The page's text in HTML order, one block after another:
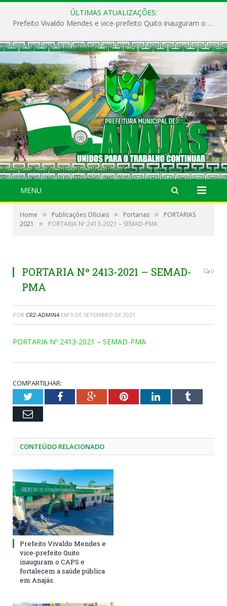
ÚLTIMAS ATUALIZAÇÕES:
Prefeito Vivaldo Mendes e vice-prefeito Quito inauguram o CAPS e fortalecem a saúde pública em Anajás.
MENU
Home » Publicações Oficiais » Portarias »
PORTARIAS
2021
» PORTARIA Nº 2413-2021 – SEMAD-PMA
PORTARIA Nº 2413-2021 – SEMAD-
PMA
0
POR CR2-ADMIN4 EM 9 DE SETEMBRO DE 2021
PORTARIA Nº 2413-2021 – SEMAD-PMA
COMPARTILHAR:
TwitterFacebookGoogle+PinterestLinkedInTumblr
Email
CONTEÚDO RELACIONADO
Prefeito Vivaldo Mendes e
vice-prefeito Quito
inauguram o CAPS e
fortalecem a saúde pública
em Anajás.